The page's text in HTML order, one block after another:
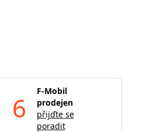
6
F-Mobil
prodejen
přijďte se
poradit